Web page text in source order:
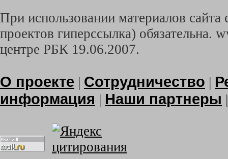
При использовании материалов
проектов гиперссылка) обязательна.
центре РБК 19.06.2007.
О проекте | Сотрудничество |
информация | Наши партнеры